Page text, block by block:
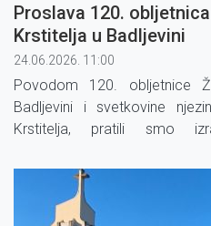
Proslava 120.
Krstitelja u Badljevini
24.06.2026. 11:00
Povodom 120. obljetnice
Badljevini i svetkovine
Krstitelja, pratili smo
Dean Ilić.